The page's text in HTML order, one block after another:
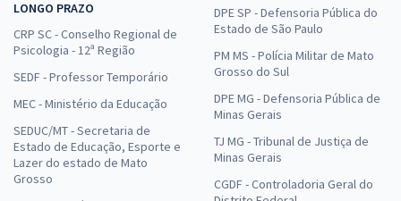
LONGO PRAZO
CRP SC - Conselho Regional de
Psicologia - 12ª Região
SEDF - Professor Temporário
MEC - Ministério da Educação
SEDUC/MT - Secretaria de
Estado de Educação, Esporte e
Lazer do estado de Mato
Grosso
DPE SP - Defensoria Pública do
Estado de São Paulo
PM MS - Polícia Militar de Mato
Grosso do Sul
DPE MG - Defensoria Pública de
Minas Gerais
TJ MG - Tribunal de Justiça de
Minas Gerais
CGDF - Controladoria Geral do